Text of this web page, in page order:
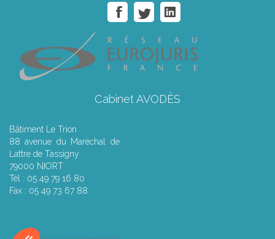
Cabinet AVODÈS
Bâtiment Le Trion
88 avenue du Maréchal de
Lattre de Tassigny
79000 NIORT
Tél : 05 49 79 16 80
Fax : 05 49 73 67 88